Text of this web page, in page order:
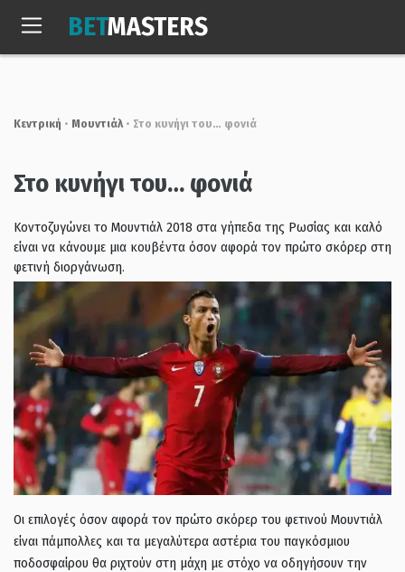
Παρ, 7 Αυγ. 2026
BETMASTERS
Κεντρική • Μουντιάλ• Στο κυνήγι του… φονιά
Στο κυνήγι του… φονιά
Κοντοζυγώνει το Μουντιάλ 2018 στα γήπεδα της Ρωσίας και καλό
είναι να κάνουμε μια κουβέντα όσον αφορά τον πρώτο σκόρερ στη
φετινή διοργάνωση.
Οι επιλογές όσον αφορά τον πρώτο σκόρερ του φετινού Μουντιάλ
είναι πάμπολλες και τα μεγαλύτερα αστέρια του παγκόσμιου
ποδοσφαίρου θα ριχτούν στη μάχη με στόχο να οδηγήσουν την